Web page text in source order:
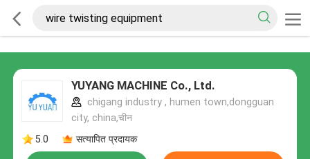
YUYANG MACHINE Co., Ltd.
chigang industry , humen town,dongguan
city, china,चीन
5.0
सत्यापित प्रदायक